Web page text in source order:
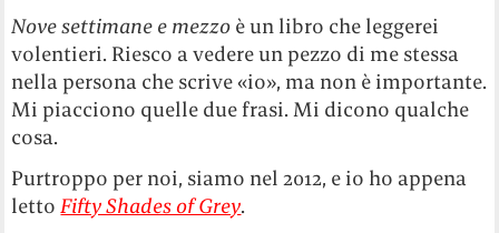
Nove settimane e mezzo è un libro che leggerei
volentieri. Riesco a vedere un pezzo di me stessa
nella persona che scrive «io», ma non è importante.
Mi piacciono quelle due frasi. Mi dicono qualche
cosa.
Purtroppo per noi, siamo nel 2012, e io ho appena
lettoFifty Shades of Grey.